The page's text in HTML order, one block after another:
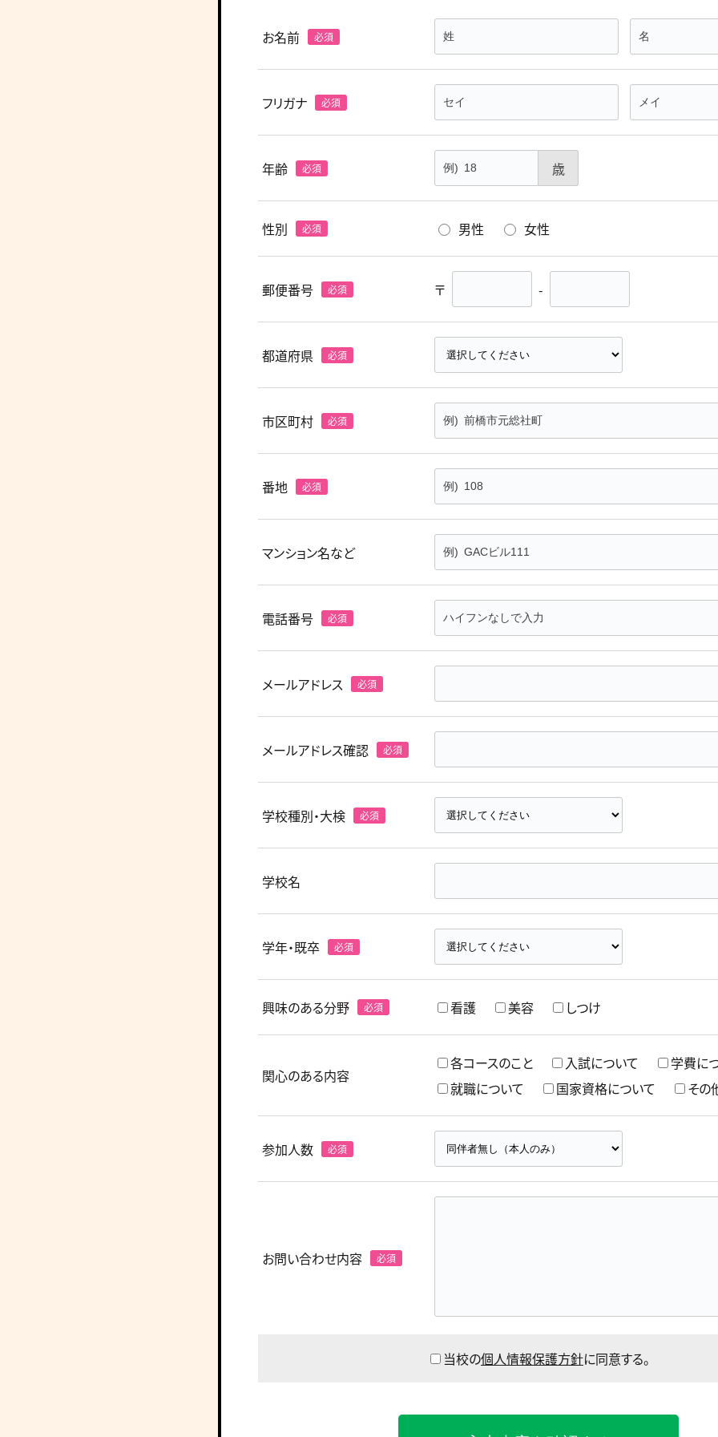
お名前
フリガナ
年齢 歳
性別 男性 女性
郵便番号 〒 -
都道府県
市区町村
番地
マンション名など
電話番号
メールアドレス
メールアドレス確認
学校種別・大検
学校名
学年・既卒
興味のある分野 看護 美容 しつけ
関心のある内容
各コースのこと 入試について
学費に
就職について
国家資格について その
参加人数
お問い合わせ内容
当校の個人情報保護方針に同意する。